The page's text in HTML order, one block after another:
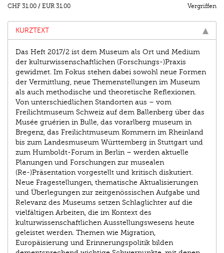
CHF 31.00 / EUR 31.00 Vergriffen
KURZTEXT
Das Heft 2017/2 ist dem Museum als Ort und Medium
der kulturwissenschaftlichen (Forschungs-)Praxis
gewidmet. Im Fokus stehen dabei sowohl neue Formen
der Vermittlung, neue Themenstellungen im Museum
als auch methodische und theoretische Reflexionen.
Von unterschiedlichen Stand­orten aus – vom
Freilichtmuseum Schweiz auf dem Ballenberg über das
Musée gruérien in Bulle, das vorarlberg museum in
Bregenz, das Freilichtmuseum Kommern im Rheinland
bis zum Landesmuseum Württemberg in Stuttgart und
zum Humboldt-Forum in Berlin – werden aktuelle
Planungen und Forschungen zur musealen
(Re-)Präsentation vorgestellt und kritisch diskutiert.
Neue Fragestellungen, thematische Aktualisierungen
und Überlegungen zur zeitgenössischen Aufgabe und
Relevanz des Museums setzen Schlaglichter auf die
vielfältigen Arbeiten, die im Kontext des
kulturwissenschaftlichen Ausstellungswesens heute
geleistet werden. Themen wie Migration,
Europäisierung und Erinnerungspolitik bilden